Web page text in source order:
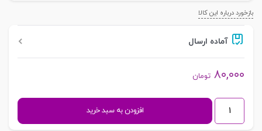
بازخورد درباره این کالا
آماده ارسال
۸۰,۰۰۰ تومان
تسبیب
در
افزودن به سبد خرید